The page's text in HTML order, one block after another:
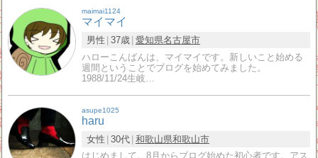
maimai1124
マイマイ
男性 37歳 愛知県名古屋市
ハローこんばんは、マイマイです。新しいこと始める
週間ということでブログを始めてみました。
1988/11/24生岐…
asupe1025
haru
女性 30代 和歌山県和歌山市
はじめまして。8月からブログ始めた初心者です。アス